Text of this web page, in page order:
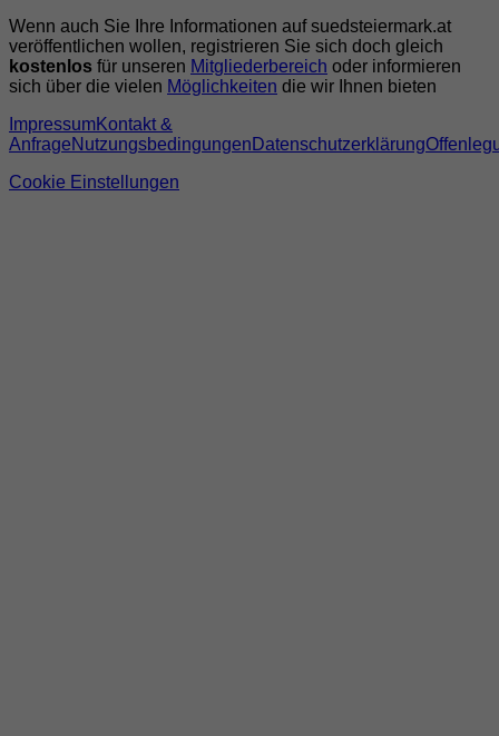
Wenn auch Sie Ihre Informationen auf suedsteiermark.at
veröffentlichen wollen, registrieren Sie sich doch gleich
kostenlos für unseren Mitgliederbereich oder informieren
sich über die vielen Möglichkeiten die wir Ihnen bieten
ImpressumKontakt &
AnfrageNutzungsbedingungen Datenschutzerklärung
Cookie Einstellungen